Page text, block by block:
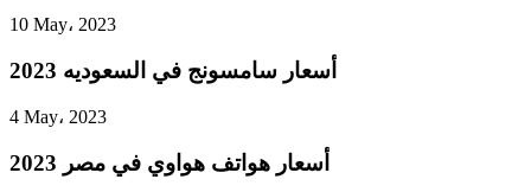
10 May، 2023
أسعار سامسونج في السعوديه 2023
4 May، 2023
أسعار هواتف هواوي في مصر 2023